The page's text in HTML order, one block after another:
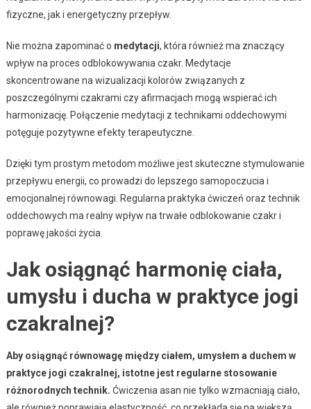
fizyczne, jak i energetyczny przepływ.
Nie można zapominać o medytacji, która również ma znaczący
wpływ na proces odblokowywania czakr. Medytacje
skoncentrowane na wizualizacji kolorów związanych z
poszczególnymi czakrami czy afirmacjach mogą wspierać ich
harmonizację. Połączenie medytacji z technikami oddechowymi
potęguje pozytywne efekty terapeutyczne.
Dzięki tym prostym metodom możliwe jest skuteczne stymulowanie
przepływu energii, co prowadzi do lepszego samopoczucia i
emocjonalnej równowagi. Regularna praktyka ćwiczeń oraz technik
oddechowych ma realny wpływ na trwałe odblokowanie czakr i
poprawę jakości życia.
Jak osiągnąć harmonię ciała,
umysłu i ducha w praktyce jogi
czakralnej?
Aby osiągnąć równowagę między ciałem, umysłem a duchem w
praktyce jogi czakralnej, istotne jest regularne stosowanie
różnorodnych technik. Ćwiczenia asan nie tylko wzmacniają ciało,